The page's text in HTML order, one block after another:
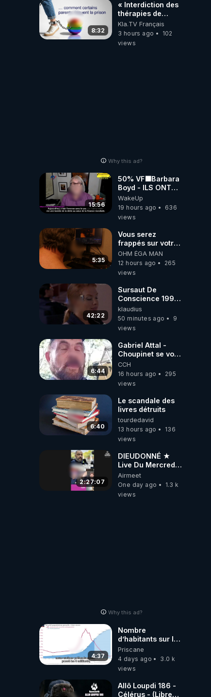
8:32
« Interdiction des
thérapies de
conversion »
Kla.TV Français
3 hours ago
102
views
Why this ad?
15:56
50% VF🟩Barbara
Boyd - ILS ONT
MENTI SUR TOUT
-Jocelyne
Traduction
WakeUp
19 hours ago
636
views
5:35
Vous serez
frappés sur votre
sol européens par
la faute des
dirigeants qui
le nez
OHM ÉGA MAN
12 hours ago
265
views
42:22
Sursaut De
Conscience 1998
- toujours
d'actualité ....Au
Dela Du Réel
klaudius
50 minutes ago
9
views
6:44
Gabriel Attal -
Choupinet se voit
en haut de
l'affiche
CCH
16 hours ago
295
views
6:40
Le scandale des
livres détruits
tourdedavid
13 hours ago
136
views
2:27:07
DIEUDONNÉ ★
Live Du Mercredi
5 Août 2026
Airmeet
One day ago
1.3 k
views
Why this ad?
4:37
Nombre
d’habitants sur la
planète Terre…
Priscane
4 days ago
3.0 k
views
Allô Loupdi 186 -
Célérus - (Libre